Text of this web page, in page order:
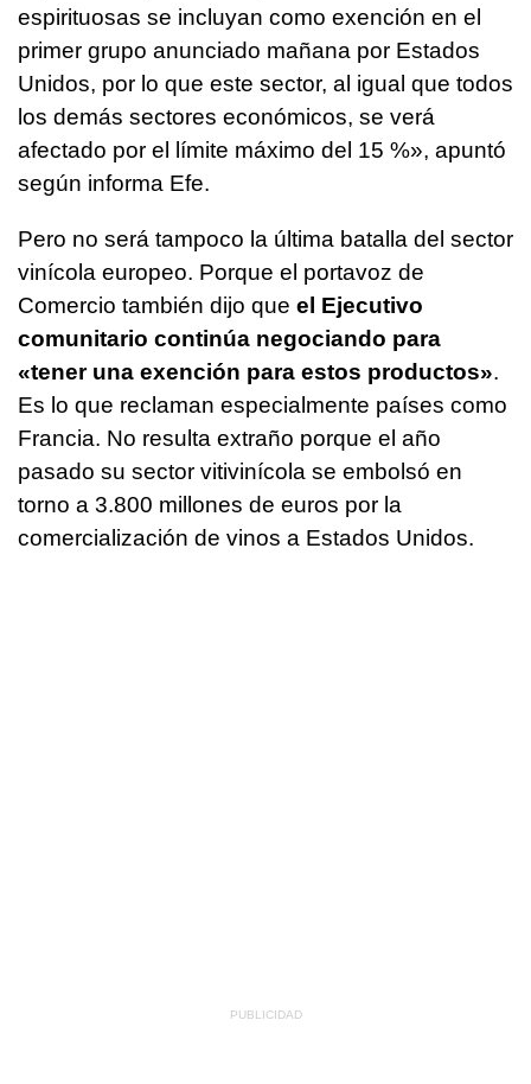
espirituosas se incluyan como exención en el
primer grupo anunciado mañana por Estados
Unidos, por lo que este sector, al igual que todos
los demás sectores económicos, se verá
afectado por el límite máximo del 15 %», apuntó
según informa Efe.
Pero no será tampoco la última batalla del sector
vinícola europeo. Porque el portavoz de
Comercio también dijo que el Ejecutivo
comunitario continúa negociando para
«tener una exención para estos productos».
Es lo que reclaman especialmente países como
Francia. No resulta extraño porque el año
pasado su sector vitivinícola se embolsó en
torno a 3.800 millones de euros por la
comercialización de vinos a Estados Unidos.